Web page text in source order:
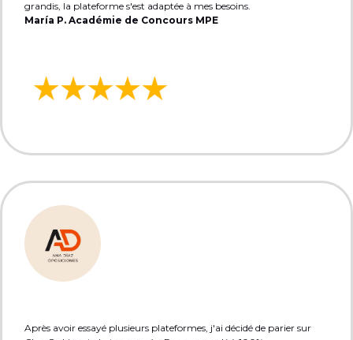
grandis, la plateforme s'est adaptée à mes besoins.
María P. Académie de Concours MPE
Après avoir essayé plusieurs plateformes, j'ai décidé de parier sur